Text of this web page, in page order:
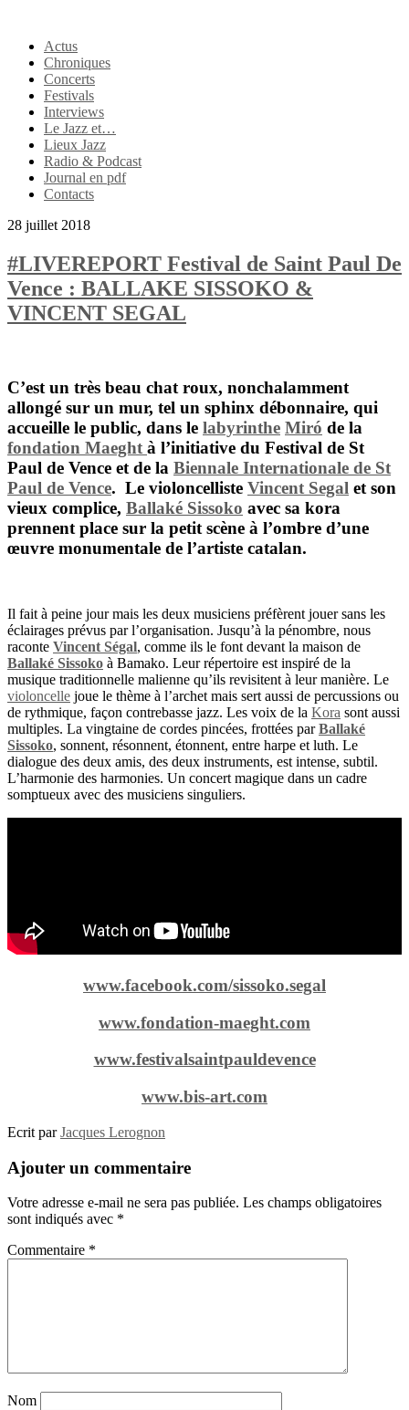
Actus
Chroniques
Concerts
Festivals
Interviews
Le Jazz et…
Lieux Jazz
Radio & Podcast
Journal en pdf
Contacts
28 juillet 2018
#LIVEREPORT Festival de Saint Paul De
Vence : BALLAKE SISSOKO &
VINCENT SEGAL
C’est un très beau chat roux, nonchalamment
allongé sur un mur, tel un sphinx débonnaire, qui
accueille le public, dans le labyrinthe Miró de la
fondation Maeght à l’initiative du Festival de St
Paul de Vence et de la Biennale Internationale de St
Paul de Vence. Le violoncelliste Vincent Segal et son
vieux complice, Ballaké Sissoko avec sa kora
prennent place sur la petit scène à l’ombre d’une
œuvre monumentale de l’artiste catalan.
Il fait à peine jour mais les deux musiciens préfèrent jouer sans les
éclairages prévus par l’organisation. Jusqu’à la pénombre, nous
raconte Vincent Ségal, comme ils le font devant la maison de
Ballaké Sissoko à Bamako. Leur répertoire est inspiré de la
musique traditionnelle malienne qu’ils revisitent à leur manière. Le
violoncelle joue le thème à l’archet mais sert aussi de percussions ou
de rythmique, façon contrebasse jazz. Les voix de la Kora sont aussi
multiples. La vingtaine de cordes pincées, frottées parBallaké
Sissoko, sonnent, résonnent, étonnent, entre harpe et luth. Le
dialogue des deux amis, des deux instruments, est intense, subtil.
L’harmonie des harmonies. Un concert magique dans un cadre
somptueux avec des musiciens singuliers.
www.facebook.com/sissoko.segal
www.fondation-maeght.com
www.festivalsaintpauldevence
www.bis-art.com
Ecrit parJacques Lerognon
Ajouter un commentaire
Votre adresse e-mail ne sera pas publiée. Les champs obligatoires
sont indiqués avec *
Commentaire *
Nom